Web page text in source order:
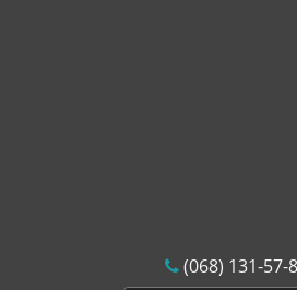
(068) 131-57-